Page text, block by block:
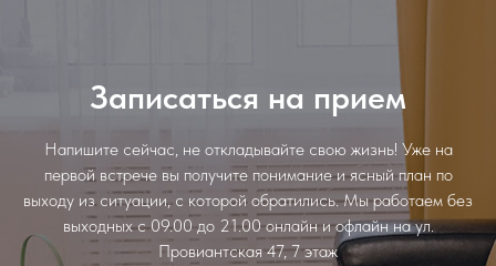
Записаться на прием
Напишите сейчас, не откладывайте свою жизнь! Уже на
первой встрече вы получите понимание и ясный план по
выходу из ситуации, с которой обратились. Мы работаем без
выходных с 09.00 до 21.00 онлайн и офлайн на ул.
Провиантская 47, 7 этаж